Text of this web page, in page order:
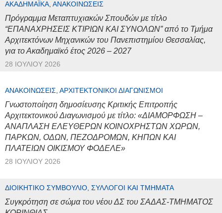
ΑΚΑΔΗΜΑΪΚΆ, ΑΝΑΚΟΙΝΏΣΕΙΣ
Πρόγραμμα Μεταπτυχιακών Σπουδών με τίτλο
“ΕΠΑΝΑΧΡΗΣΕΙΣ ΚΤΙΡΙΩΝ ΚΑΙ ΣΥΝΟΛΩΝ” από το Τμήμα
Αρχιτεκτόνων Μηχανικών του Πανεπιστημίου Θεσσαλίας,
για το Ακαδημαϊκό έτος 2026 – 2027
28 ΙΟΥΛΊΟΥ 2026
ΑΝΑΚΟΙΝΏΣΕΙΣ, ΑΡΧΙΤΕΚΤΟΝΙΚΟΊ ΔΙΑΓΩΝΙΣΜΟΊ
Γνωστοποίηση δημοσίευσης Κριτικής Επιτροπής
Αρχιτεκτονικού Διαγωνισμού με τίτλο: «ΔΙΑΜΟΡΦΩΣΗ –
ΑΝΑΠΛΑΣΗ ΕΛΕΥΘΕΡΩΝ ΚΟΙΝΟΧΡΗΣΤΩΝ ΧΩΡΩΝ,
ΠΑΡΚΩΝ, ΟΔΩΝ, ΠΕΖΟΔΡΟΜΩΝ, ΚΗΠΩΝ ΚΑΙ
ΠΛΑΤΕΙΩΝ ΟΙΚΙΣΜΟΥ ΦΟΔΕΛΕ»
28 ΙΟΥΛΊΟΥ 2026
ΔΙΟΙΚΗΤΙΚΌ ΣΥΜΒΟΎΛΙΟ, ΣΎΛΛΟΓΟΙ ΚΑΙ ΤΜΉΜΑΤΑ
Συγκρότηση σε σώμα του νέου ΔΣ του ΣΑΔΑΣ-ΤΜΗΜΑΤΟΣ